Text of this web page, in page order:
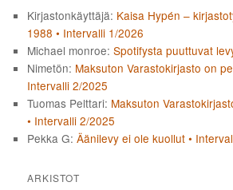
Kirjastonkäyttäjä: Kaisa Hypén –
1988 • Intervalli 1/2026
Michael monroe:Spotifysta puuttuvat
Nimetön: Maksuton Varastokirjasto on
Intervalli 2/2025
Tuomas Pelttari: Maksuton
• Intervalli 2/2025
Pekka G:Äänilevy ei ole kuollut •
ARKISTOT